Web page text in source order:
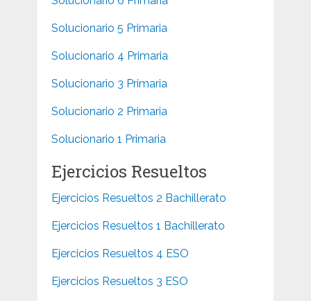
Solucionario 5 Primaria
Solucionario 4 Primaria
Solucionario 3 Primaria
Solucionario 2 Primaria
Solucionario 1 Primaria
Ejercicios Resueltos
Ejercicios Resueltos 2 Bachillerato
Ejercicios Resueltos 1 Bachillerato
Ejercicios Resueltos 4 ESO
Ejercicios Resueltos 3 ESO